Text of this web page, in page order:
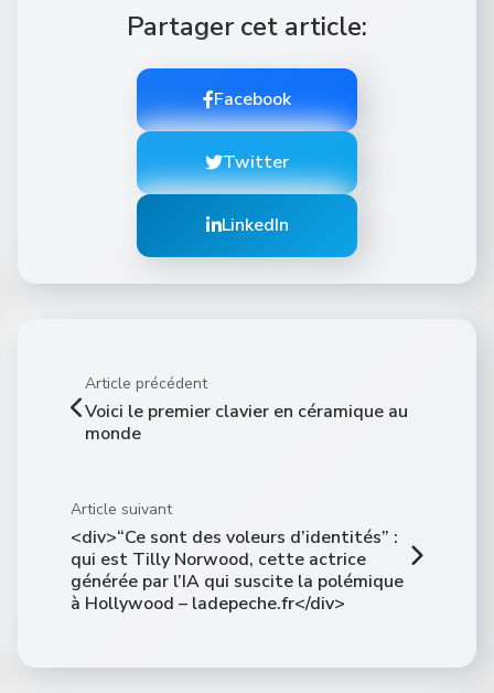
Partager cet article:
Facebook
Twitter
LinkedIn
Article précédent
Voici le premier clavier en céramique au
monde
Article suivant
<div>“Ce sont des voleurs d’identités” :
qui est Tilly Norwood, cette actrice
générée par l’IA qui suscite la polémique
à Hollywood – ladepeche.fr</div>